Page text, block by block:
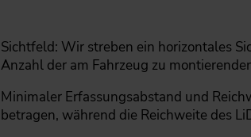
Sichtfeld: Wir streben ein horizontales
Anzahl der am Fahrzeug zu
Minimaler Erfassungsabstand und
betragen, während die Reichweite des